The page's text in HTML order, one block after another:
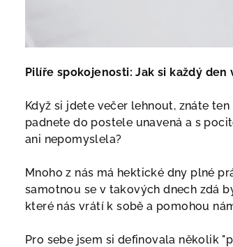
Pilíře spokojenosti: Jak si každý
Když si jdete večer lehnout, znáte
padnete do postele unavená a s
ani nepomyslela?
Mnoho z nás má hektické dny plné
samotnou se v takových dnech zdá
které nás vrátí k sobě a pomohou
Pro sebe jsem si definovala několik